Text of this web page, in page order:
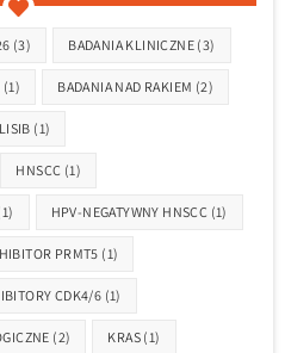
(3) BADANIA KLINICZNE (3)
(1) BADANIA NAD RAKIEM (2)
(1)
HNSCC (1)
HPV-NEGATYWNY HNSCC (1)
PRMT5 (1)
CDK4/6 (1)
(2) KRAS (1)